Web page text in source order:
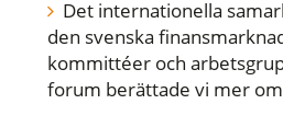
Det internationella
den svenska
kommittéer och
forum berättade vi mer